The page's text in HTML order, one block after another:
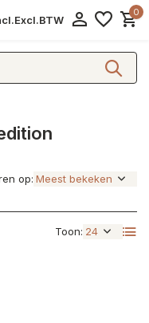
Excl.BTW
0
Toon:
op: